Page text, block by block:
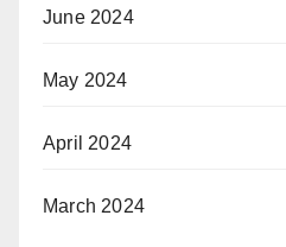
June 2024
May 2024
April 2024
March 2024